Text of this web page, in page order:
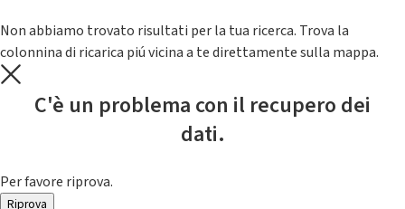
Non abbiamo trovato risultati per la tua ricerca. Trova la
colonnina di ricarica piú vicina a te direttamente sulla mappa.
C'è un problema con il recupero dei
dati.
Per favore riprova.
Riprova